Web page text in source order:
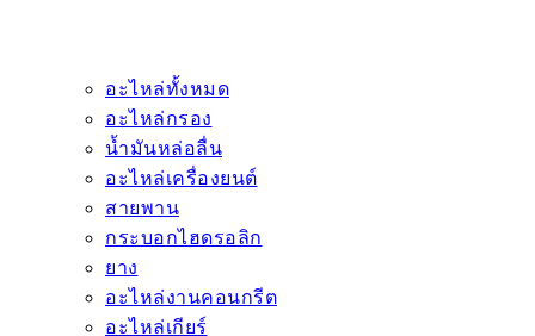
อะไหล่ทั้งหมด
อะไหล่กรอง
น้ำมันหล่อลื่น
อะไหล่เครื่องยนต์
สายพาน
กระบอกไฮดรอลิก
ยาง
อะไหล่งานคอนกรีต
อะไหล่เกียร์